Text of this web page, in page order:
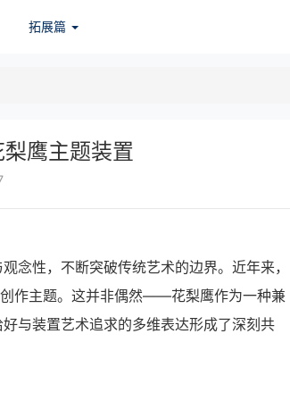
拓展篇
鹰主题装置
念性，不断突破传统艺术的边界。近年来，
创作主题。这并非偶然——花梨鹰作为一种兼
与装置艺术追求的多维表达形成了深刻共